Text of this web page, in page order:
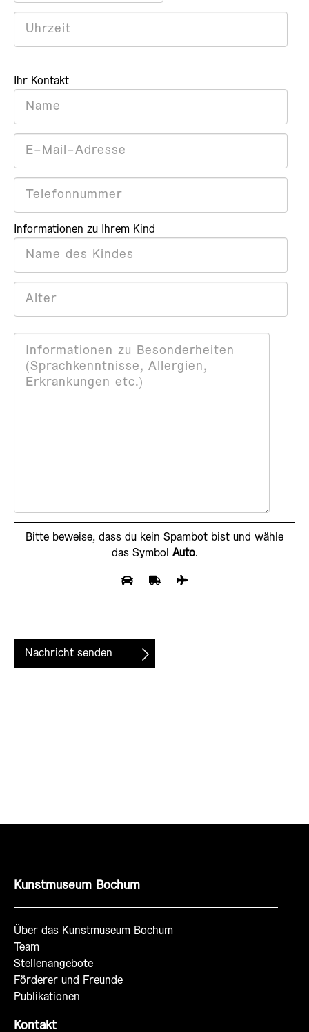
Ihr Kontakt
Informationen zu Ihrem Kind
Bitte beweise, dass du kein Spambot bist und wähle
das Symbol Auto.
Nachricht senden
Kunstmuseum Bochum
Über das Kunstmuseum Bochum
Team
Stellenangebote
Förderer und Freunde
Publikationen
Kontakt